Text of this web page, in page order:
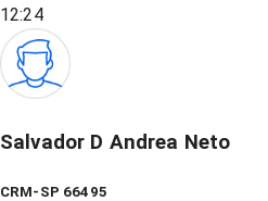
12:24
Salvador D Andrea Neto
CRM-SP 66495